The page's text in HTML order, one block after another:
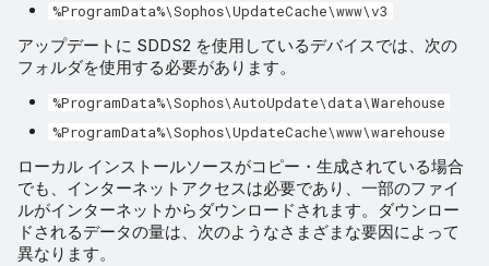
%ProgramData%\Sophos\UpdateCache\www\v3
アップデートに SDDS2 を使用しているデバイスでは、次の
フォルダを使用する必要があります。
%ProgramData%\Sophos\AutoUpdate\data\Warehouse
%ProgramData%\Sophos\UpdateCache\www\warehouse
ローカル インストールソースがコピー・生成されている場合
でも、インターネットアクセスは必要であり、一部のファイ
ルがインターネットからダウンロードされます。ダウンロー
ドされるデータの量は、次のようなさまざまな要因によって
異なります。